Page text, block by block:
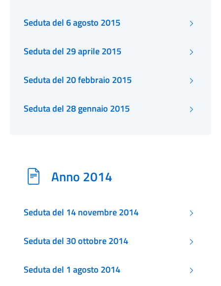
Seduta del 6 agosto 2015
Seduta del 29 aprile 2015
Seduta del 20 febbraio 2015
Seduta del 28 gennaio 2015
Anno 2014
Seduta del 14 novembre 2014
Seduta del 30 ottobre 2014
Seduta del 1 agosto 2014